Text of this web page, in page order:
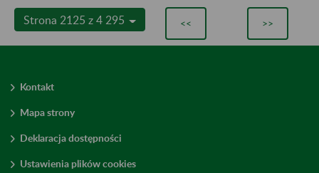
Strona 2125 z 4 295 << >>
Kontakt
Mapa strony
Deklaracja dostępności
Ustawienia plików cookies